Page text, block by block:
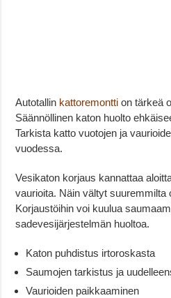
Autotallin kattoremontti on tärkeä
Säännöllinen katon huolto
Tarkista katto vuotojen ja
vuodessa.
Vesikaton korjaus kannattaa
vaurioita. Näin vältyt suuremmilta
Korjaustöihin voi kuulua
sadevesijärjestelmän huoltoa.
Katon puhdistus irtoroskasta
Saumojen tarkistus ja
Vaurioiden paikkaaminen